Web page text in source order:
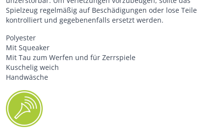
Spielzeug regelmäßig auf Beschädigungen oder lose Teile
kontrolliert und gegebenenfalls ersetzt werden.
Polyester
Mit Squeaker
Mit Tau zum Werfen und für Zerrspiele
Kuschelig weich
Handwäsche